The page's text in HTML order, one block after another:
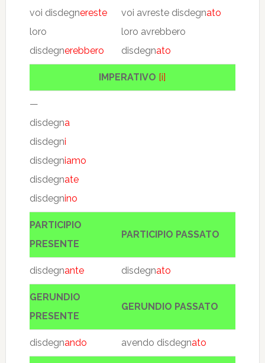
voi disdegnereste
loro
disdegnerebbero
voi avreste disdegnato
loro avrebbero
disdegnato
IMPERATIVO [i]
—
disdegna
disdegni
disdegniamo
disdegnate
disdegnino
PARTICIPIO
PRESENTE
PARTICIPIO PASSATO
disdegnante disdegnato
GERUNDIO
PRESENTE
GERUNDIO PASSATO
disdegnando avendo disdegnato